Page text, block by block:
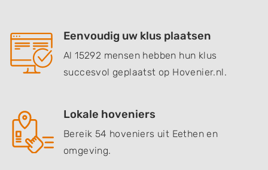
Eenvoudig uw klus plaatsen
Al 15292 mensen hebben hun klus
succesvol geplaatst op Hovenier.nl.
Lokale hoveniers
Bereik 54 hoveniers uit Eethen en
omgeving.